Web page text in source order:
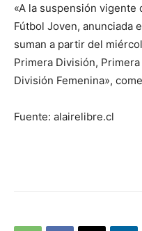
«A la suspensión vigente
Fútbol Joven, anunciada
suman a partir del
Primera División,
División Femenina»,
Fuente: alairelibre.cl